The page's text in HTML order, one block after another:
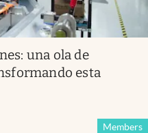
una ola de
esta
Members